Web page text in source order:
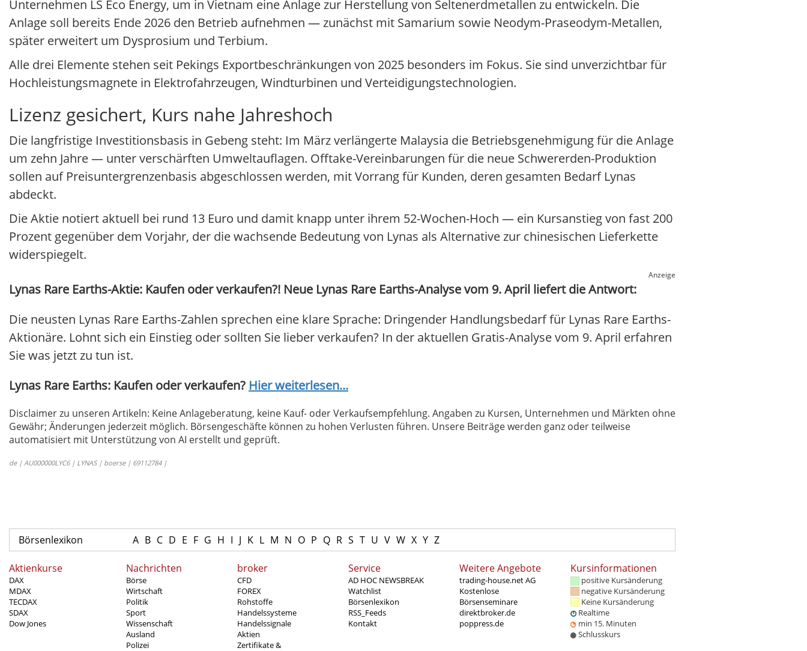
Unternehmen LS Eco Energy, um in Vietnam eine Anlage zur Herstellung von Seltenerdmetallen zu entwickeln. Die
Anlage soll bereits Ende 2026 den Betrieb aufnehmen — zunächst mit Samarium sowie Neodym-Praseodym-Metallen,
später erweitert um Dysprosium und Terbium.
Alle drei Elemente stehen seit Pekings Exportbeschränkungen von 2025 besonders im Fokus. Sie sind unverzichtbar für
Hochleistungsmagnete in Elektrofahrzeugen, Windturbinen und Verteidigungstechnologien.
Lizenz gesichert, Kurs nahe Jahreshoch
Die langfristige Investitionsbasis in Gebeng steht: Im März verlängerte Malaysia die Betriebsgenehmigung für die Anlage
um zehn Jahre — unter verschärften Umweltauflagen. Offtake-Vereinbarungen für die neue Schwererden-Produktion
sollen auf Preisuntergrenzenbasis abgeschlossen werden, mit Vorrang für Kunden, deren gesamten Bedarf Lynas
abdeckt.
Die Aktie notiert aktuell bei rund 13 Euro und damit knapp unter ihrem 52-Wochen-Hoch — ein Kursanstieg von fast 200
Prozent gegenüber dem Vorjahr, der die wachsende Bedeutung von Lynas als Alternative zur chinesischen Lieferkette
widerspiegelt.
Anzeige
Lynas Rare Earths-Aktie: Kaufen oder verkaufen?! Neue Lynas Rare Earths-Analyse vom 9. April liefert die Antwort:
Die neusten Lynas Rare Earths-Zahlen sprechen eine klare Sprache: Dringender Handlungsbedarf für Lynas Rare Earths-
Aktionäre. Lohnt sich ein Einstieg oder sollten Sie lieber verkaufen? In der aktuellen Gratis-Analyse vom 9. April erfahren
Sie was jetzt zu tun ist.
Lynas Rare Earths: Kaufen oder verkaufen? Hier weiterlesen...
Disclaimer zu unseren Artikeln: Keine Anlageberatung, keine Kauf- oder Verkaufsempfehlung. Angaben zu Kursen, Unternehmen und Märkten ohne
Gewähr; Änderungen jederzeit möglich. Börsengeschäfte können zu hohen Verlusten führen. Unsere Beiträge werden ganz oder teilweise
automatisiert mit Unterstützung von AI erstellt und geprüft.
de | AU000000LYC6 | LYNAS | boerse | 69112784 |
Börsenlexikon A B C D E F G H I J K L M N O P Q R S T U V W X Y Z
Aktienkurse
DAX
MDAX
TECDAX
SDAX
Dow Jones
Nachrichten
Börse
Wirtschaft
Politik
Sport
Wissenschaft
Ausland
Polizei
broker
CFD
FOREX
Rohstoffe
Handelssysteme
Handelssignale
Aktien
Zertifikate &
Service
AD HOC NEWSBREAK
Watchlist
Börsenlexikon
RSS_Feeds
Kontakt
Weitere Angebote
trading-house.net AG
Kostenlose
Börsenseminare
direktbroker.de
poppress.de
Kursinformationen
positive Kursänderung
negative Kursänderung
Keine Kursänderung
Realtime
min 15. Minuten
Schlusskurs